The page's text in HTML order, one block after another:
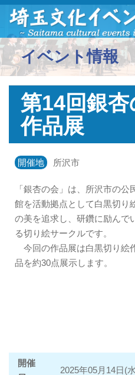
イベント情報
第14回銀
作品展
開催地 所沢市
「銀杏の会」は、所沢市の公
館を活動拠点として白黒切り
の美を追求し、研鑽に励んで
る切り絵サークルです。
今回の作品展は白黒切り絵
品を約30点展示します。
開催
2025年05月14日(